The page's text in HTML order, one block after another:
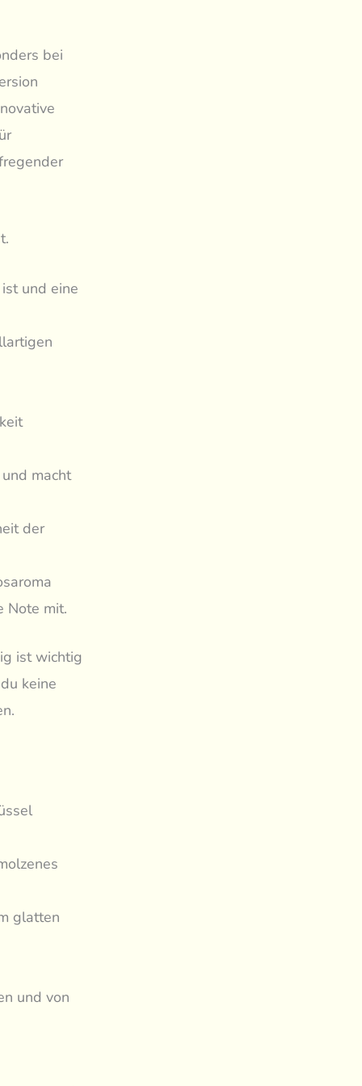
bei
und eine
macht
der
Note mit.
ist wichtig
keine
glatten
und von